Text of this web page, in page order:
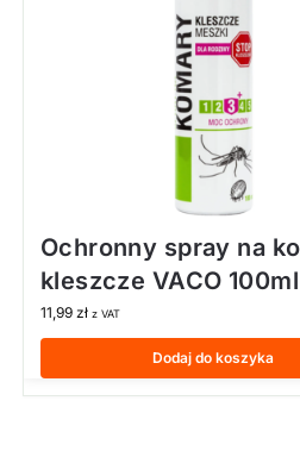
Ochronny spray na
kleszcze VACO 100ml
11,99 zł z VAT
Dodaj do koszyka